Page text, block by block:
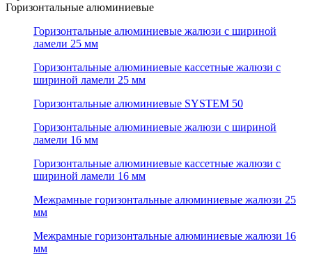
Горизонтальные алюминиевые
Горизонтальные алюминиевые жалюзи с шириной
ламели 25 мм
Горизонтальные алюминиевые кассетные жалюзи с
шириной ламели 25 мм
Горизонтальные алюминиевые SYSTEM 50
Горизонтальные алюминиевые жалюзи с шириной
ламели 16 мм
Горизонтальные алюминиевые кассетные жалюзи с
шириной ламели 16 мм
Межрамные горизонтальные алюминиевые жалюзи 25
мм
Межрамные горизонтальные алюминиевые жалюзи 16
мм